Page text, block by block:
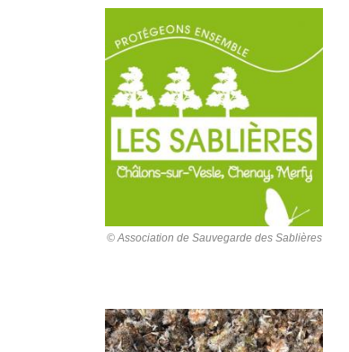
© Association de Sauvegarde des Sablières